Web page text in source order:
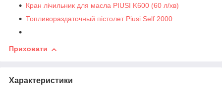
Кран лічильник для масла PIUSI K600 (60 л/хв)
Топливораздаточный пістолет Piusi Self 2000
Приховати
Характеристики